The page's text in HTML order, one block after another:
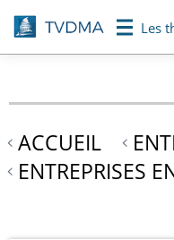
Aller
au
contenu
Les
ACCUEIL
ENTREPRISES